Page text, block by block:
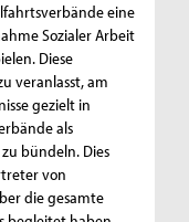
eine
Sozialer Arbeit
Diese
veranlasst, am
gezielt in
als
bündeln. Dies
von
die gesamte